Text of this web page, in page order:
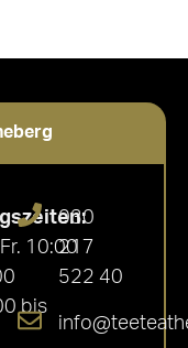
10:00
bis
030
217
522 40